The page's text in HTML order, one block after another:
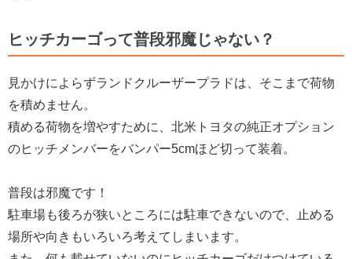
ヒッチカーゴって普段邪魔じゃない？
見かけによらずランドクルーザープラドは、そこまで荷物
を積めません。
積める荷物を増やすために、北米トヨタの純正オプション
のヒッチメンバーをバンパー5cmほど切って装着。
普段は邪魔です！
駐車場も後ろが狭いところには駐車できないので、止める
場所や向きもいろいろ考えてしまいます。